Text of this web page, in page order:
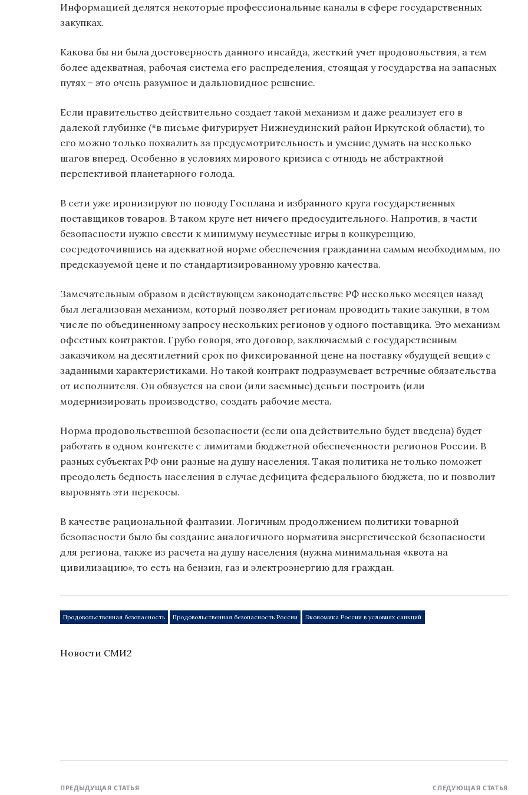
Информацией делятся некоторые профессиональные каналы в сфере государственных
закупках.
Какова бы ни была достоверность данного инсайда, жесткий учет продовольствия, а тем
более адекватная, рабочая система его распределения, стоящая у государства на запасных
путях – это очень разумное и дальновидное решение.
Если правительство действительно создает такой механизм и даже реализует его в
далекой глубинке (*в письме фигурирует Нижнеудинский район Иркутской области), то
его можно только похвалить за предусмотрительность и умение думать на несколько
шагов вперед. Особенно в условиях мирового кризиса с отнюдь не абстрактной
перспективой планетарного голода.
В сети уже иронизируют по поводу Госплана и избранного круга государственных
поставщиков товаров. В таком круге нет ничего предосудительного. Напротив, в части
безопасности нужно свести к минимуму неуместные игры в конкуренцию,
сосредоточившись на адекватной норме обеспечения гражданина самым необходимым, по
предсказуемой цене и по стандартизированному уровню качества.
Замечательным образом в действующем законодательстве РФ несколько месяцев назад
был легализован механизм, который позволяет регионам проводить такие закупки, в том
числе по объединенному запросу нескольких регионов у одного поставщика. Это механизм
офсетных контрактов. Грубо говоря, это договор, заключаемый с государственным
заказчиком на десятилетний срок по фиксированной цене на поставку «будущей вещи» с
заданными характеристиками. Но такой контракт подразумевает встречные обязательства
от исполнителя. Он обязуется на свои (или заемные) деньги построить (или
модернизировать производство, создать рабочие места.
Норма продовольственной безопасности (если она действительно будет введена) будет
работать в одном контексте с лимитами бюджетной обеспеченности регионов России. В
разных субъектах РФ они разные на душу населения. Такая политика не только поможет
преодолеть бедность населения в случае дефицита федерального бюджета, но и позволит
выровнять эти перекосы.
В качестве рациональной фантазии. Логичным продолжением политики товарной
безопасности было бы создание аналогичного норматива энергетической безопасности
для региона, также из расчета на душу населения (нужна минимальная «квота на
цивилизацию», то есть на бензин, газ и электроэнергию для граждан.
Продовольственная безопасность Продовольственная безопасность России Экономика России в условиях санкций
Новости СМИ2
ПРЕДЫДУЩАЯ СТАТЬЯ СЛЕДУЮЩАЯ СТАТЬЯ